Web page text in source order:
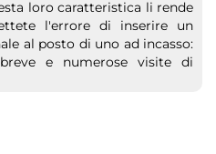
loro caratteristica li rende
l'errore di inserire un
al posto di uno ad incasso:
e numerose visite di